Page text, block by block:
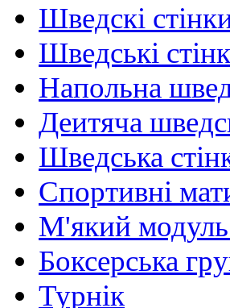
Шведскі
Шведські
Напольна
Деитяча
Шведська
Спортивні
М'який модуль
Боксерська
Турнік